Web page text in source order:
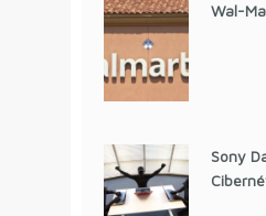
Wal-
Sony